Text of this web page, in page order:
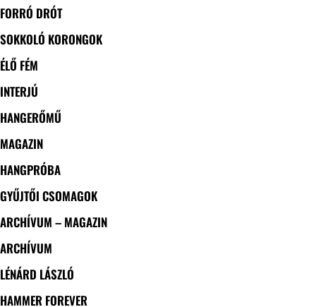
FORRÓ DRÓT
SOKKOLÓ KORONGOK
ÉLŐ FÉM
INTERJÚ
HANGERŐMŰ
MAGAZIN
HANGPRÓBA
GYŰJTŐI CSOMAGOK
ARCHÍVUM – MAGAZIN
ARCHÍVUM
LÉNÁRD LÁSZLÓ
HAMMER FOREVER